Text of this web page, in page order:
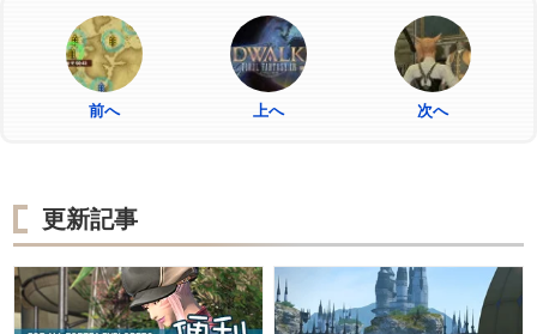
前へ 上へ 次へ
更新記事